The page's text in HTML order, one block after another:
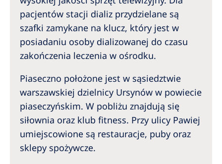
pacjentów stacji dializ przydzielane są
szafki zamykane na klucz, który jest w
posiadaniu osoby dializowanej do czasu
zakończenia leczenia w ośrodku.
Piaseczno położone jest w sąsiedztwie
warszawskiej dzielnicy Ursynów w powiecie
piaseczyńskim. W pobliżu znajdują się
siłownia oraz klub fitness. Przy ulicy Pawiej
umiejscowione są restauracje, puby oraz
sklepy spożywcze.